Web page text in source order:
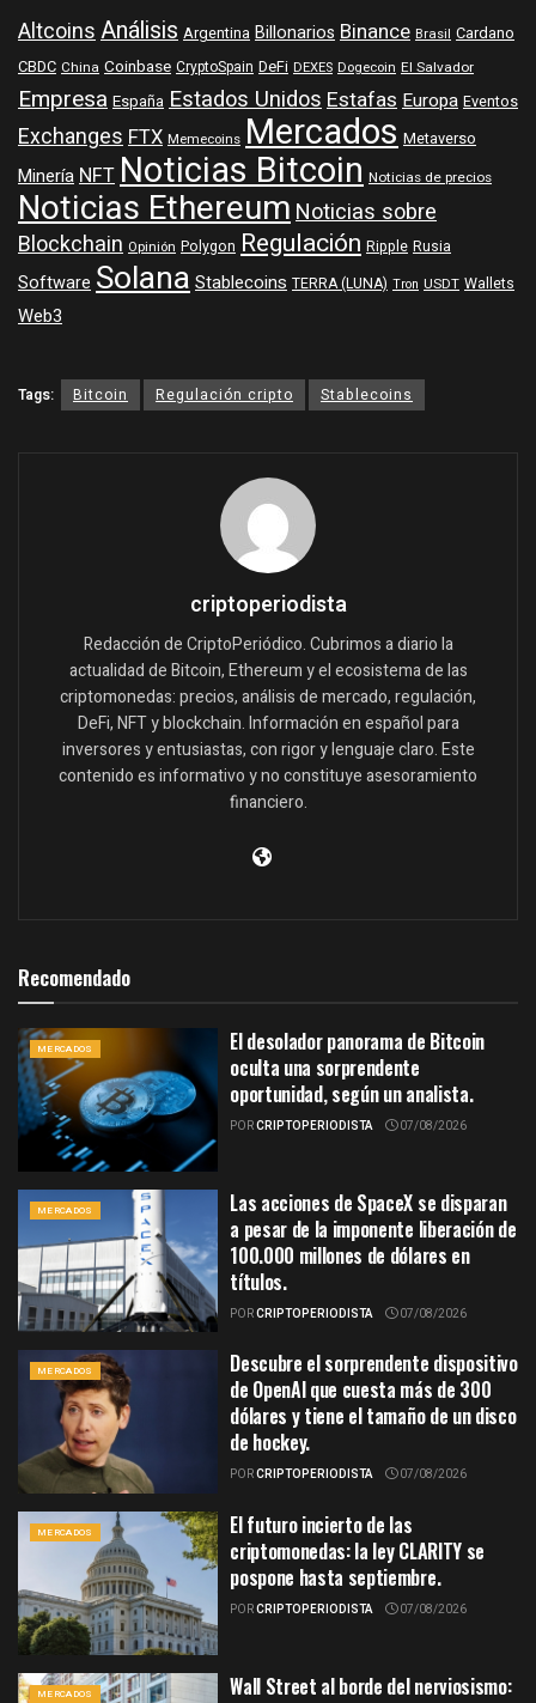
AltcoinsAnálisis Argentina BillonariosBinance Brasil Cardano
CBDC China Coinbase CryptoSpain DeFi DEXES Dogecoin El Salvador
Empresa España Estados UnidosEstafasEuropa Eventos
ExchangesFTX Memecoins Mercados Metaverso
MineríaNFTNoticias Bitcoin Noticias de precios
Noticias EthereumNoticias sobre
Blockchain Opinión Polygon Regulación Ripple Rusia
SoftwareSolanaStablecoins TERRA (LUNA) Tron USDT Wallets
Web3
Tags: Bitcoin Regulación cripto Stablecoins
criptoperiodista
Redacción de CriptoPeriódico. Cubrimos a diario la
actualidad de Bitcoin, Ethereum y el ecosistema de las
criptomonedas: precios, análisis de mercado, regulación,
DeFi, NFT y blockchain. Información en español para
inversores y entusiastas, con rigor y lenguaje claro. Este
contenido es informativo y no constituye asesoramiento
financiero.
Recomendado
MERCADOS
El desolador panorama de Bitcoin
oculta una sorprendente
oportunidad, según un analista.
PORCRIPTOPERIODISTA 07/08/2026
MERCADOS
Las acciones de SpaceX se disparan
a pesar de la imponente liberación de
100.000 millones de dólares en
títulos.
PORCRIPTOPERIODISTA 07/08/2026
MERCADOS
Descubre el sorprendente dispositivo
de OpenAI que cuesta más de 300
dólares y tiene el tamaño de un disco
de hockey.
PORCRIPTOPERIODISTA 07/08/2026
MERCADOS
El futuro incierto de las
criptomonedas: la ley CLARITY se
pospone hasta septiembre.
PORCRIPTOPERIODISTA 07/08/2026
MERCADOS
Wall Street al borde del nerviosismo: